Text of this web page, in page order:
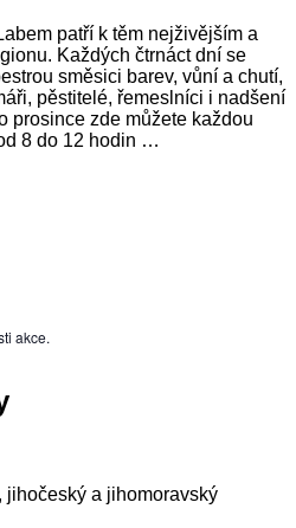
patří k těm nejživějším a
Každých čtrnáct dní se
směsici barev, vůní a chutí,
pěstitelé, řemeslníci i nadšení
prosince zde můžete každou
8 do 12 hodin …
akce.
jihočeský a jihomoravský